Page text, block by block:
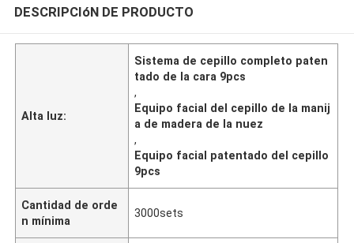
DESCRIPCIóN DE PRODUCTO
Alta luz:
Sistema de cepillo completo paten
tado de la cara 9pcs
,
Equipo facial del cepillo de la manij
a de madera de la nuez
,
Equipo facial patentado del cepillo
9pcs
Cantidad de orde
n mínima
3000sets